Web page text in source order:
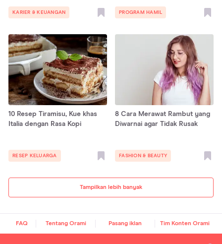
Tampilkan lebih banyak
KARIER & KEUANGAN PROGRAM HAMIL
10 Resep Tiramisu, Kue khas
Italia dengan Rasa Kopi
RESEP KELUARGA
8 Cara Merawat Rambut yang
Diwarnai agar Tidak Rusak
FASHION & BEAUTY
FAQ Tentang Orami Pasang iklan Tim Konten Orami